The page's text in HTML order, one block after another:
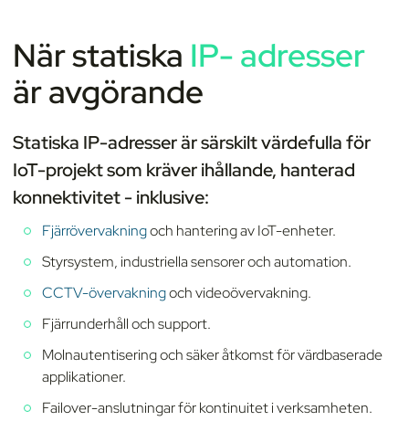
När statiska IP- adresser
är avgörande
Statiska IP-adresser är särskilt värdefulla för
IoT-projekt som kräver ihållande, hanterad
konnektivitet - inklusive:
Fjärrövervakningoch hantering av IoT-enheter.
Styrsystem, industriella sensorer och automation.
CCTV-övervakningoch videoövervakning.
Fjärrunderhåll och support.
Molnautentisering och säker åtkomst för värdbaserade
applikationer.
Failover-anslutningar för kontinuitet i verksamheten.